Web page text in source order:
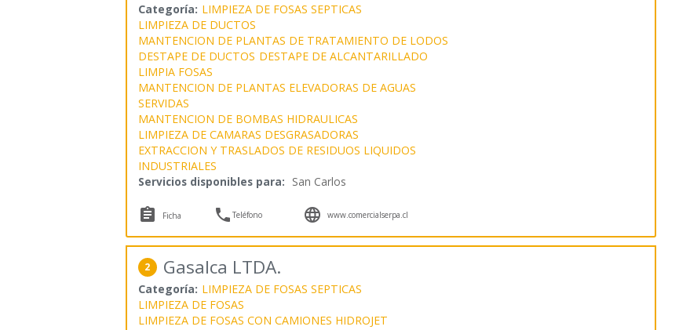
Categoría: LIMPIEZA DE FOSAS SEPTICAS
LIMPIEZA DE DUCTOS
MANTENCION DE PLANTAS DE TRATAMIENTO DE LODOS
DESTAPE DE DUCTOS DESTAPE DE ALCANTARILLADO
LIMPIA FOSAS
MANTENCION DE PLANTAS ELEVADORAS DE AGUAS
SERVIDAS
MANTENCION DE BOMBAS HIDRAULICAS
LIMPIEZA DE CAMARAS DESGRASADORAS
EXTRACCION Y TRASLADOS DE RESIDUOS LIQUIDOS
INDUSTRIALES
Servicios disponibles para: San Carlos
 Ficha Teléfono  www.comercialserpa.cl
2 Gasalca LTDA.
Categoría: LIMPIEZA DE FOSAS SEPTICAS
LIMPIEZA DE FOSAS
LIMPIEZA DE FOSAS CON CAMIONES HIDROJET